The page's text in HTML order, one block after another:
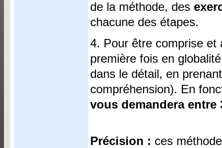
de la méthode, des
chacune des étapes.
4. Pour être comprise et
première fois en
dans le détail, en
compréhension). En
vous demandera
Précision : ces